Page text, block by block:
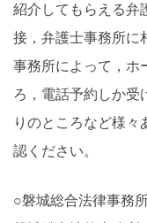
紹介してもらえる弁
接，弁護士事務所に
事務所によって，ホ
ろ，電話予約しか受
りのところなど様々
認ください。
○磐城総合法律事務